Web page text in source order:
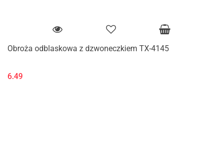
Obroża odblaskowa z dzwoneczkiem TX-4145
6.49